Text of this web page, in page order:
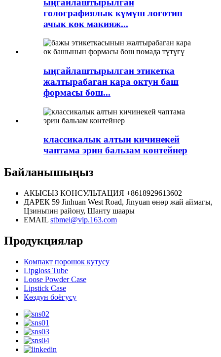
голографиялык күмүш логотип
ачык көк макияж...
ыңгайлаштырылган этикетка
жалтырабаган кара октун баш
формасы бош...
классикалык алтын кичинекей
чаптама эрин бальзам контейнер
Байланышыңыз
АКЫСЫЗ КОНСУЛЬТАЦИЯ +8618929613602
ДАРЕК 59 Jinhuan West Road, Jinyuan өнөр жай аймагы,
Цзиньпин району, Шанту шаары
EMAIL stbmei@vip.163.com
Продукциялар
Компакт порошок кутусу
Lipgloss Tube
Loose Powder Case
Lipstick Case
Көздүн боёгусу